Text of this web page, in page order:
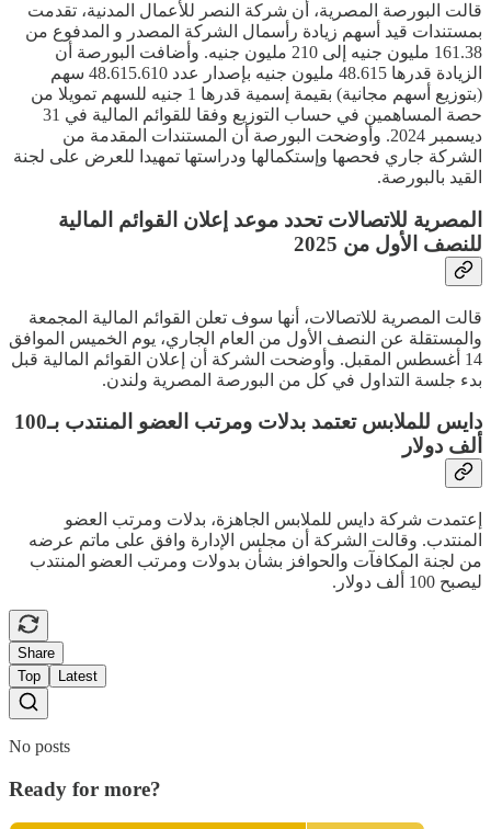
قالت البورصة المصرية، أن شركة النصر للأعمال المدنية، تقدمت
بمستندات قيد أسهم زيادة رأسمال الشركة المصدر و المدفوع من
161.38 مليون جنيه إلى 210 مليون جنيه. وأضافت البورصة أن
الزيادة قدرها 48.615 مليون جنيه بإصدار عدد 48.615.610 سهم
(بتوزيع أسهم مجانية) بقيمة إسمية قدرها 1 جنيه للسهم تمويلا من
حصة المساهمين في حساب التوزيع وفقا للقوائم المالية في 31
ديسمبر 2024. وأوضحت البورصة أن المستندات المقدمة من
الشركة جاري فحصها وإستكمالها ودراستها تمهيدا للعرض على لجنة
القيد بالبورصة.
المصرية للاتصالات تحدد موعد إعلان القوائم المالية
للنصف الأول من 2025
قالت المصرية للاتصالات، أنها سوف تعلن القوائم المالية المجمعة
والمستقلة عن النصف الأول من العام الجاري، يوم الخميس الموافق
14 أغسطس المقبل. وأوضحت الشركة أن إعلان القوائم المالية قبل
بدء جلسة التداول في كل من البورصة المصرية ولندن.
دايس للملابس تعتمد بدلات ومرتب العضو المنتدب بـ100
ألف دولار
إعتمدت شركة دايس للملابس الجاهزة، بدلات ومرتب العضو
المنتدب. وقالت الشركة أن مجلس الإدارة وافق على ماتم عرضه
من لجنة المكافآت والحوافز بشأن بدولات ومرتب العضو المنتدب
ليصبح 100 ألف دولار.
Share
Top
Latest
No posts
Ready for more?